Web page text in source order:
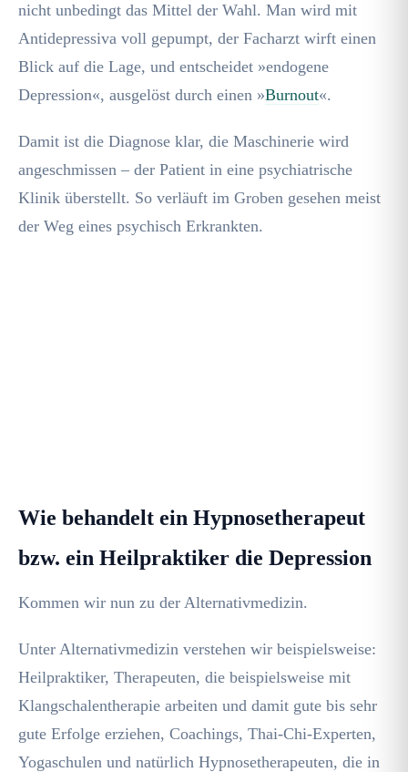
nicht unbedingt das Mittel der Wahl. Man wird mit
Antidepressiva voll gepumpt, der Facharzt wirft einen
Blick auf die Lage, und entscheidet »endogene
Depression«, ausgelöst durch einen »Burnout«.
Damit ist die Diagnose klar, die Maschinerie wird
angeschmissen – der Patient in eine psychiatrische
Klinik überstellt. So verläuft im Groben gesehen meist
der Weg eines psychisch Erkrankten.
Wie behandelt ein Hypnosetherapeut
bzw. ein Heilpraktiker die Depression
Kommen wir nun zu der Alternativmedizin.
Unter Alternativmedizin verstehen wir beispielsweise:
Heilpraktiker, Therapeuten, die beispielsweise mit
Klangschalentherapie arbeiten und damit gute bis sehr
gute Erfolge erziehen, Coachings, Thai-Chi-Experten,
Yogaschulen und natürlich Hypnosetherapeuten, die in